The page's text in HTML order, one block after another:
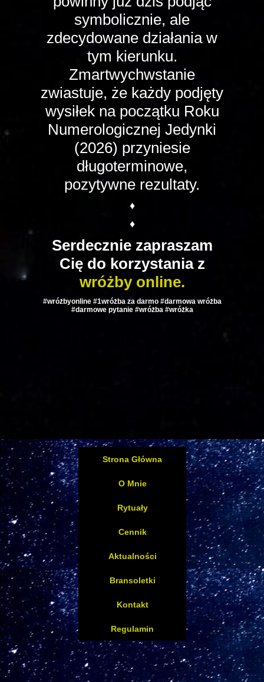
symbolicznie, ale
zdecydowane działania w
tym kierunku.
Zmartwychwstanie
zwiastuje, że każdy podjęty
wysiłek na początku Roku
Numerologicznej Jedynki
(2026) przyniesie
długoterminowe,
pozytywne rezultaty.
♦
♦
Serdecznie zapraszam
Cię do korzystania z
wróżby online.
#wróżbyonline #1wróżba za darmo #darmowa wróżba
#darmowe pytanie #wróżba #wróżka
Strona Główna
O Mnie
Rytuały
Cennik
Aktualności
Bransoletki
Kontakt
Regulamin